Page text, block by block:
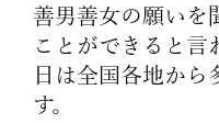
善男善女の願いを
ことができると言
日は全国各地から
す。